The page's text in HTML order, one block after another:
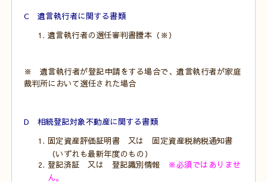
C 遺言執行者に関する書類
遺言執行者の選任審判書謄本（※）
※ 遺言執行者が登記申請をする場合で、遺言執行者が家庭
裁判所において選任された場合
D 相続登記対象不動産に関する書類
固定資産評価証明書 又は 固定資産税納税通知書
（いずれも最新年度のもの）
登記済証 又は 登記識別情報 ※必須ではありませ
ん。